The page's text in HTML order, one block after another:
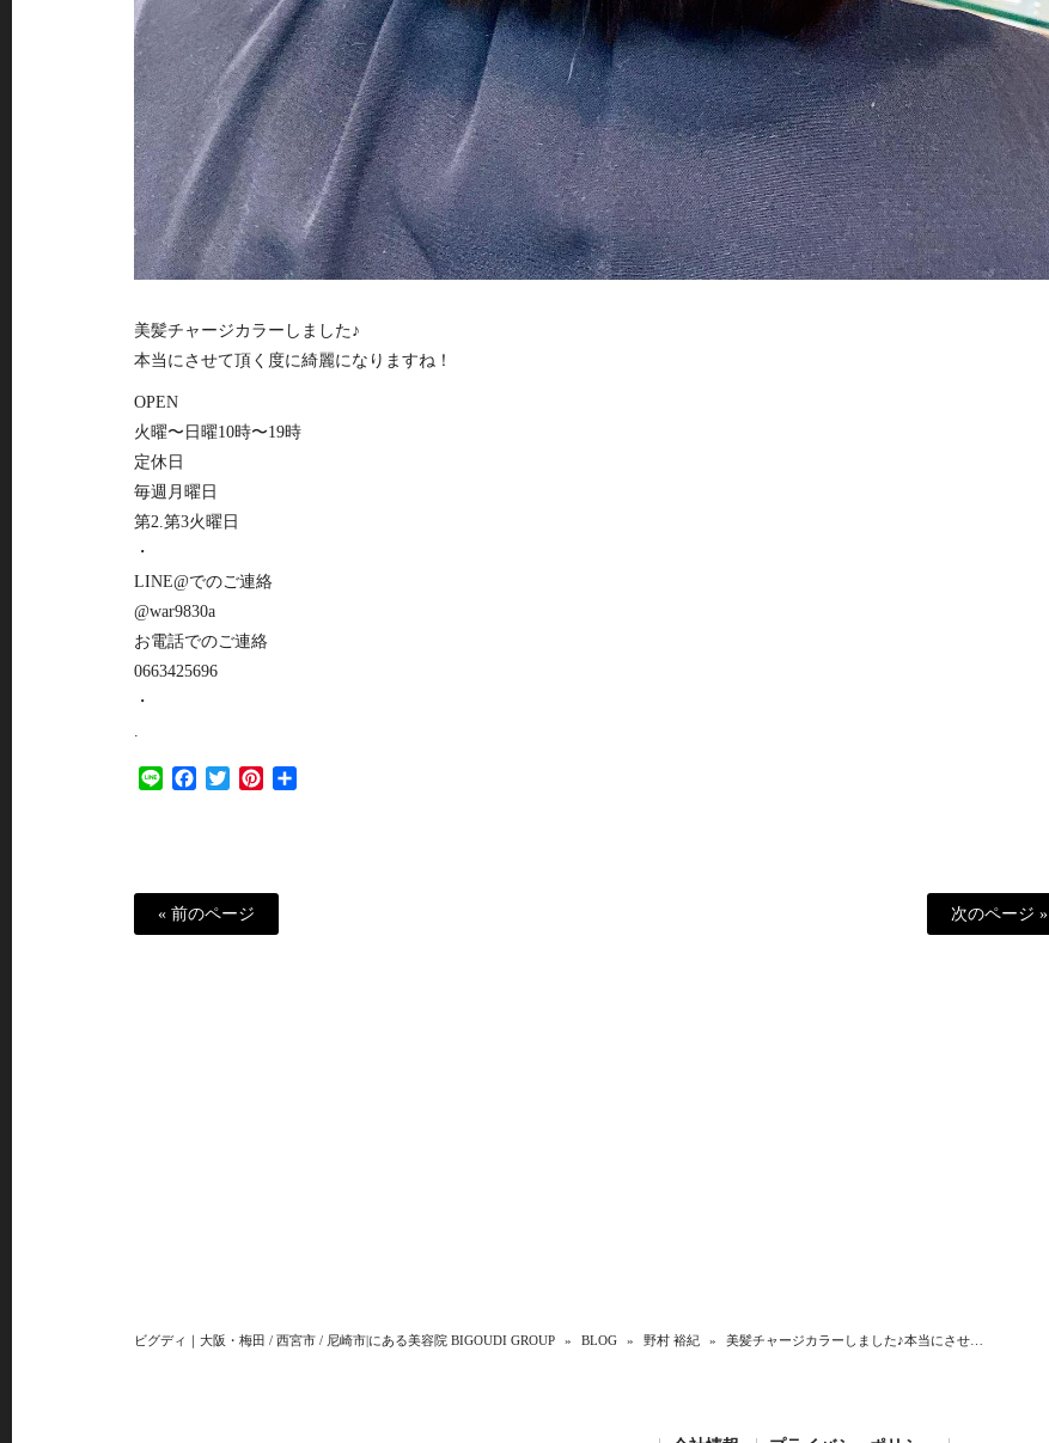
美髪チャージカラーしました♪
本当にさせて頂く度に綺麗になりますね！
OPEN
火曜〜日曜10時〜19時
定休日
毎週月曜日
第2.第3火曜日
・
LINE@でのご連絡
@war9830a
お電話でのご連絡
0663425696
・
.
Line FacebookTwitterPinterest
« 前のページ 次のページ »
ビグディ｜大阪・梅田 / 西宮市 / 尼崎市|にある美容院 BIGOUDI GROUP » BLOG » 野村 裕紀 » 美髪チャージカラーしました♪本当にさせ…